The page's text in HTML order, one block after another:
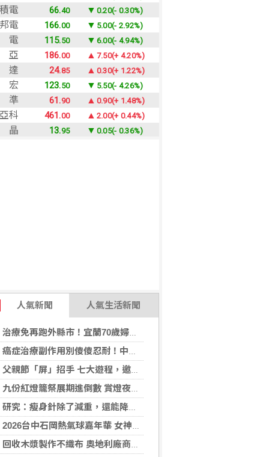
人氣新聞 人氣生活新聞
治療免再跑外縣市！宜蘭70歲婦心房顫動多年 在地接受電燒治療改善心悸
癌症治療副作用別傻傻忍耐！中醫個人化體質調理 助癌友緩解疲憊與不適
父親節「屏」招手 七大遊程，邀您陪爸爸一起過節「趣」！
九份紅燈籠祭展期進倒數 賞燈夜遊解謎集章「趣」！
研究：瘦身針除了減重，還能降低罹癌機率
2026台中石岡熱氣球嘉年華 女神台東天后宮媽祖以熱氣球造型、李多慧一起加持助陣
回收木漿製作不織布 奧地利廠商得獎